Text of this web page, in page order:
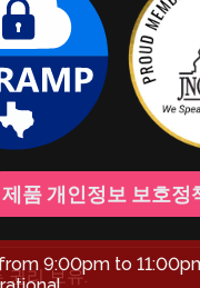
제품 개인정보 보호정
리 보유.
from 9:00pm to